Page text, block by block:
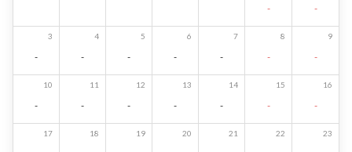
- -
3
-
4
-
5
-
6
-
7
-
8
-
9
-
10
-
11
-
12
-
13
-
14
-
15
-
16
-
17 18 19 20 21 22 23